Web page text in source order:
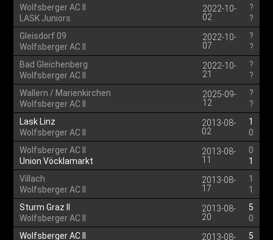
Wolfsberger AC II
LASK Juniors
2022-10-
02
?
?
Gleisdorf 09
Wolfsberger AC II
2022-10-
07
?
?
Bad Gleichenberg
Wolfsberger AC II
2022-10-
21
?
?
Wallern / Marienkirchen
Wolfsberger AC II
2025-09-
12
?
?
Lask Linz
Wolfsberger AC II
2013-08-
02
1
0
Wolfsberger AC II
Union Vöcklamarkt
2013-08-
11
0
1
Villach
Wolfsberger AC II
2013-08-
17
1
1
Sturm Graz II
Wolfsberger AC II
2013-08-
20
5
0
Wolfsberger AC II
2013-08-
5